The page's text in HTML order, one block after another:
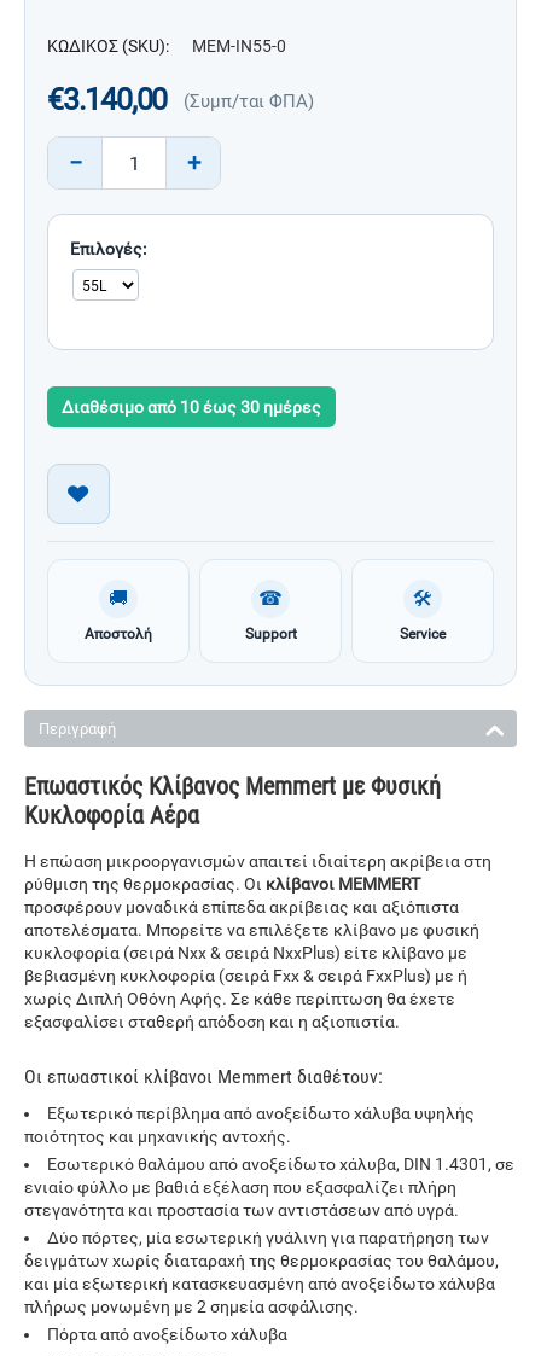
ΚΩΔΙΚΟΣ (SKU): MEM-IN55-0
€3.140,00 (Συμπ/ται ΦΠΑ)
+
−
Επιλογές:
Διαθέσιμο από 10 έως 30 ημέρες
🚚
Αποστολή
☎
Support
🛠
Service
Περιγραφή
Επωαστικός Κλίβανος Memmert με Φυσική
Κυκλοφορία Αέρα
Η επώαση μικροοργανισμών απαιτεί ιδιαίτερη ακρίβεια στη
ρύθμιση της θερμοκρασίας. Οι κλίβανοι MEMMERT
προσφέρουν μοναδικά επίπεδα ακρίβειας και αξιόπιστα
αποτελέσματα. Μπορείτε να επιλέξετε κλίβανο με φυσική
κυκλοφορία (σειρά Νxx & σειρά NxxPlus) είτε κλίβανο με
βεβιασμένη κυκλοφορία (σειρά Fxx & σειρά FxxPlus) με ή
χωρίς Διπλή Οθόνη Αφής. Σε κάθε περίπτωση θα έχετε
εξασφαλίσει σταθερή απόδοση και η αξιοπιστία.
Οι επωαστικοί κλίβανοι Memmert διαθέτουν:
Εξωτερικό περίβλημα από ανοξείδωτο χάλυβα υψηλής
ποιότητος και μηχανικής αντοχής.
Εσωτερικό θαλάμου από ανοξείδωτο χάλυβα, DIN 1.4301, σε
ενιαίο φύλλο με βαθιά εξέλαση που εξασφαλίζει πλήρη
στεγανότητα και προστασία των αντιστάσεων από υγρά.
Δύο πόρτες, μία εσωτερική γυάλινη για παρατήρηση των
δειγμάτων χωρίς διαταραχή της θερμοκρασίας του θαλάμου,
και μία εξωτερική κατασκευασμένη από ανοξείδωτο χάλυβα
πλήρως μονωμένη με 2 σημεία ασφάλισης.
Πόρτα από ανοξείδωτο χάλυβα